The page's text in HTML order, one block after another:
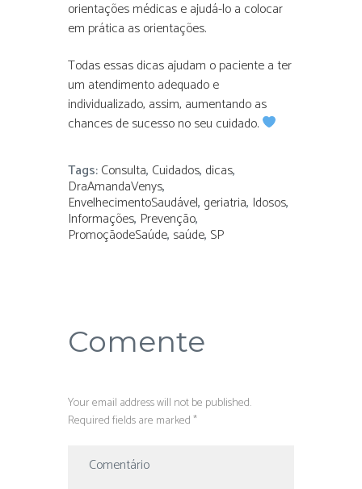
orientações médicas e ajudá-lo a colocar
em prática as orientações.
Todas essas dicas ajudam o paciente a ter
um atendimento adequado e
individualizado, assim, aumentando as
chances de sucesso no seu cuidado.
Tags:Consulta, Cuidados, dicas,
DraAmandaVenys,
EnvelhecimentoSaudável, geriatria, Idosos,
Informações, Prevenção,
PromoçãodeSaúde, saúde, SP
Comente
Your email address will not be published.
Required fields are marked *